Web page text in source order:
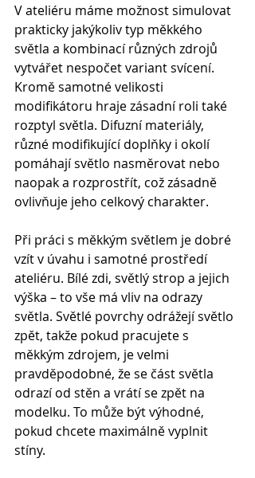
V ateliéru máme možnost simulovat
prakticky jakýkoliv typ měkkého
světla a kombinací různých zdrojů
vytvářet nespočet variant svícení.
Kromě samotné velikosti
modifikátoru hraje zásadní roli také
rozptyl světla. Difuzní materiály,
různé modifikující doplňky i okolí
pomáhají světlo nasměrovat nebo
naopak a rozprostřít, což zásadně
ovlivňuje jeho celkový charakter.
Při práci s měkkým světlem je dobré
vzít v úvahu i samotné prostředí
ateliéru. Bílé zdi, světlý strop a jejich
výška – to vše má vliv na odrazy
světla. Světlé povrchy odrážejí světlo
zpět, takže pokud pracujete s
měkkým zdrojem, je velmi
pravděpodobné, že se část světla
odrazí od stěn a vrátí se zpět na
modelku. To může být výhodné,
pokud chcete maximálně vyplnit
stíny.